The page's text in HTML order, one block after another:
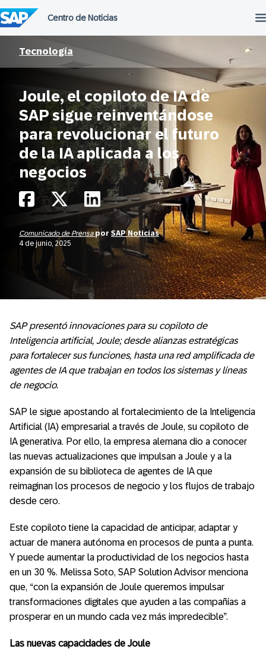
al
contenido
Tecnología
Joule, el copiloto de IA de
SAP sigue reinventándose
para revolucionar el futuro
de la IA aplicada a los
negocios
Comunicado de Prensa por SAP Noticias
4 de junio, 2025
SAP presentó innovaciones para su copiloto de
Inteligencia artificial, Joule; desde alianzas estratégicas
para fortalecer sus funciones, hasta una red amplificada de
agentes de IA que trabajan en todos los sistemas y líneas
de negocio.
SAP le sigue apostando al fortalecimiento de la Inteligencia
Artificial (IA) empresarial a través de Joule, su copiloto de
IA generativa. Por ello, la empresa alemana dio a conocer
las nuevas actualizaciones que impulsan a Joule y a la
expansión de su biblioteca de agentes de IA que
reimaginan los procesos de negocio y los flujos de trabajo
desde cero.
Este copiloto tiene la capacidad de anticipar, adaptar y
actuar de manera autónoma en procesos de punta a punta.
Y puede aumentar la productividad de los negocios hasta
en un 30 %. Melissa Soto, SAP Solution Advisor menciona
que, “con la expansión de Joule queremos impulsar
transformaciones digitales que ayuden a las compañías a
prosperar en un mundo cada vez más impredecible”.
Las nuevas capacidades de Joule